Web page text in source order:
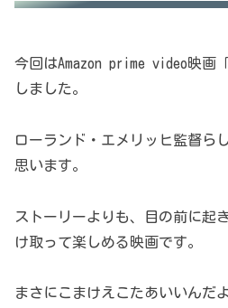
今回はAmazon prime video映画
しました。
ローランド・エメリッヒ監督ら
思います。
ストーリーよりも、目の前に起
け取って楽しめる映画です。
まさにこまけえこたあいいんだ